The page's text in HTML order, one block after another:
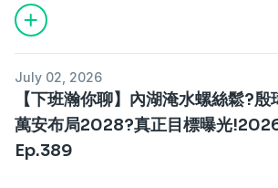
July 02, 2026
【下班瀚你聊】內湖淹水螺絲鬆?
萬安布局2028?真正目標曝光
Ep.389